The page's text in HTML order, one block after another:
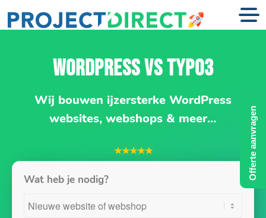
WORDPRESS VS TYPO3
Wij bouwen ijzersterke WordPress
websites, webshops & meer…
★★★★★
Wat heb je nodig? Offerte aanvragen